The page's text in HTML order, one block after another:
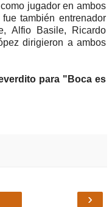
jugador en ambos
también entrenador
Alfio Basile, Ricardo
dirigieron a ambos
para "Boca es
›